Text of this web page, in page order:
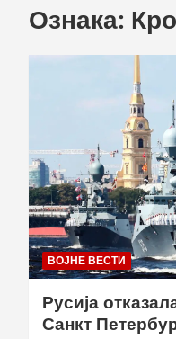
Ознака:
ВОЈНЕ ВЕСТИ
Русија
Санкт